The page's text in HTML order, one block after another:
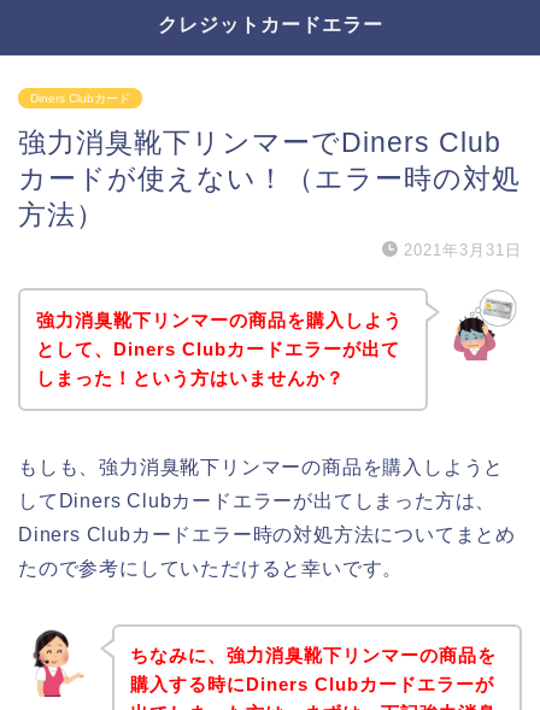
クレジットカードエラー
Diners Clubカード
強力消臭靴下リンマーでDiners Club
カードが使えない！（エラー時の対処
方法）
2021年3月31日
強力消臭靴下リンマーの商品を購入しよう
として、Diners Clubカードエラーが出て
しまった！という方はいませんか？
もしも、強力消臭靴下リンマーの商品を購入しようと
してDiners Clubカードエラーが出てしまった方は、
Diners Clubカードエラー時の対処方法についてまとめ
たので参考にしていただけると幸いです。
ちなみに、強力消臭靴下リンマーの商品を
購入する時にDiners Clubカードエラーが